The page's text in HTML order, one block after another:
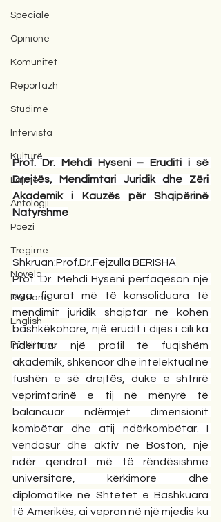
Speciale
Opinione
Komunitet
Reportazh
Studime
Intervista
Kulturë
Lajme
Antologji
Poezi
Tregime
Novela
Romane
English
Përkthime
Prof. Dr. Mehdi Hyseni – Eruditi i së
Drejtës, Mendimtari Juridik dhe Zëri
Akademik i Kauzës për Shqipërinë
Natyrshme
Shkruan:Prof.Dr.Fejzulla BERISHA
Prof. Dr. Mehdi Hyseni përfaqëson një
nga figurat më të konsoliduara të
mendimit juridik shqiptar në kohën
bashkëkohore, një erudit i dijes i cili ka
ndërtuar një profil të fuqishëm
akademik, shkencor dhe intelektual në
fushën e së drejtës, duke e shtrirë
veprimtarinë e tij në mënyrë të
balancuar ndërmjet dimensionit
kombëtar dhe atij ndërkombëtar. I
vendosur dhe aktiv në Boston, një
ndër qendrat më të rëndësishme
universitare, kërkimore dhe
diplomatike në Shtetet e Bashkuara
të Amerikës, ai vepron në një mjedis ku